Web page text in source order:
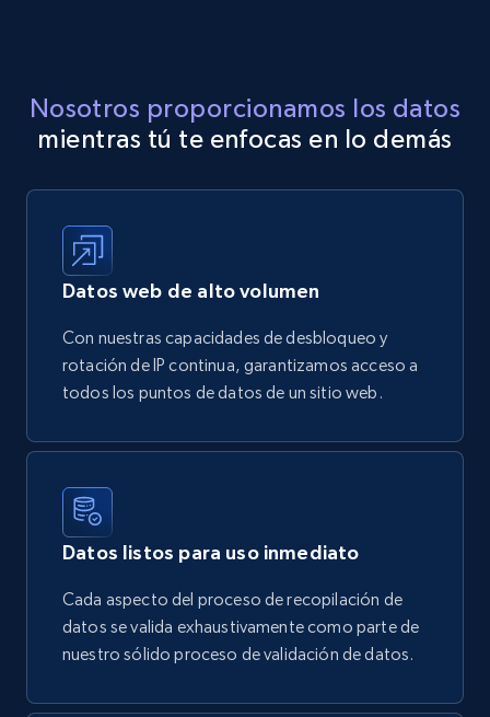
Nosotros proporcionamos los datos
mientras tú te enfocas en lo demás
Datos web de alto volumen
Con nuestras capacidades de desbloqueo y
rotación de IP continua, garantizamos acceso a
todos los puntos de datos de un sitio web.
Datos listos para uso inmediato
Cada aspecto del proceso de recopilación de
datos se valida exhaustivamente como parte de
nuestro sólido proceso de validación de datos.